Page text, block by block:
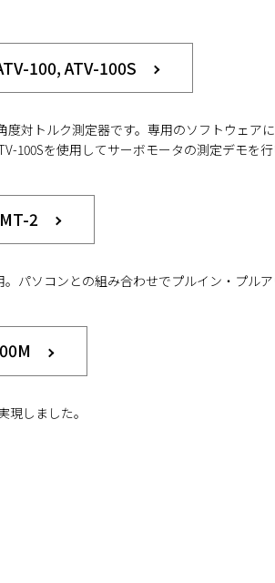
100, ATV-100S
対トルク測定器です。専用のソフトウェア
100Sを使用してサーボモータの測定デモを行
2
パソコンとの組み合わせでプルイン・プルア
しました。